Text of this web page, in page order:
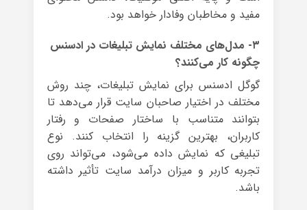
مفید و مخاطبان وفادار خواهد بود.
۳- مدل‌های مختلف نمایش تبلیغات در ادسنس
چگونه کار می‌کنند؟
گوگل ادسنس برای نمایش تبلیغات، چند روش
مختلف در اختیار صاحبان سایت قرار می‌دهد تا
بتوانند متناسب با ساختار صفحات و رفتار
کاربران، بهترین گزینه را انتخاب کنند. نوع
تبلیغی که نمایش داده می‌شود، می‌تواند روی
تجربه کاربر و میزان درآمد سایت تأثیر داشته
باشد.